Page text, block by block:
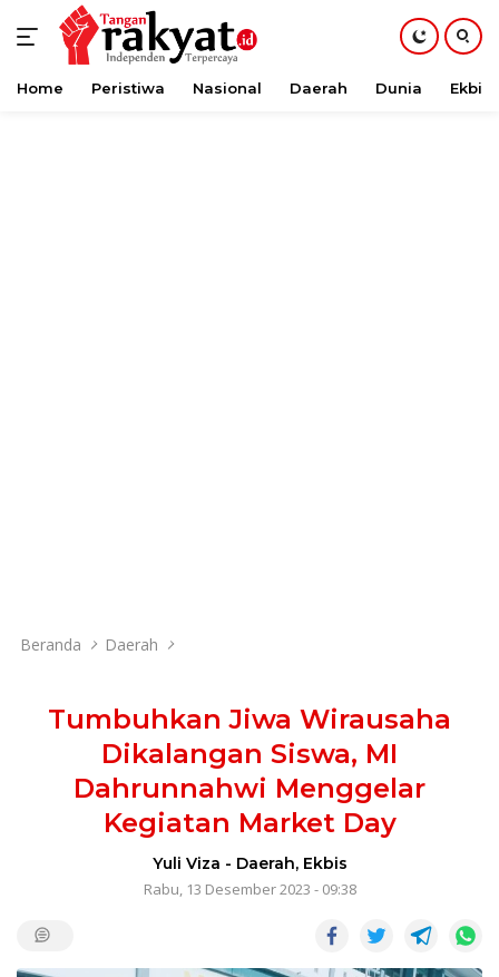
Langsung
Home Peristiwa Nasional Daerah Dunia Ekbis
Beranda Daerah
Tumbuhkan Jiwa Wirausaha
Dikalangan Siswa, MI
Dahrunnahwi Menggelar
Kegiatan Market Day
Yuli Viza - Daerah, Ekbis
Rabu, 13 Desember 2023 - 09:38